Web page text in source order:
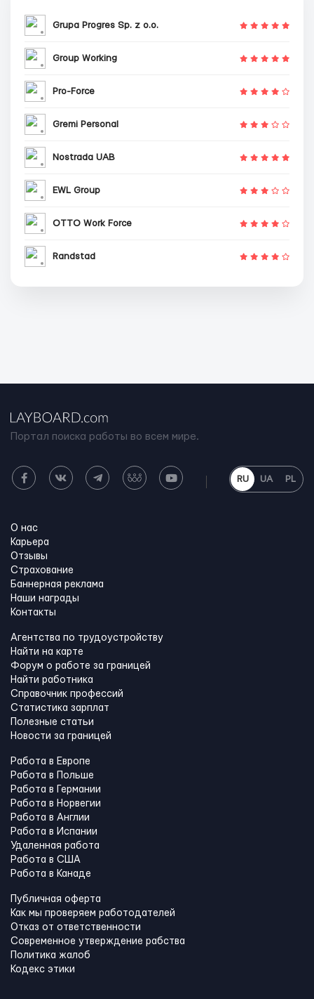
Grupa Progres Sp. z o.o.
Group Working
Pro-Force
Gremi Personal
Nostrada UAB
EWL Group
OTTO Work Force
Randstad
Портал поиска работы во всем мире.
RU UA PL
О нас
Карьера
Отзывы
Страхование
Баннерная реклама
Наши награды
Контакты
Агентства по трудоустройству
Найти на карте
Форум о работе за границей
Найти работника
Справочник профессий
Статистика зарплат
Полезные статьи
Новости за границей
Работа в Европе
Работа в Польше
Работа в Германии
Работа в Норвегии
Работа в Англии
Работа в Испании
Удаленная работа
Работа в США
Работа в Канадe
Публичная оферта
Как мы проверяем работодателей
Отказ от ответственности
Современное утверждение рабства
Политика жалоб
Кодекс этики